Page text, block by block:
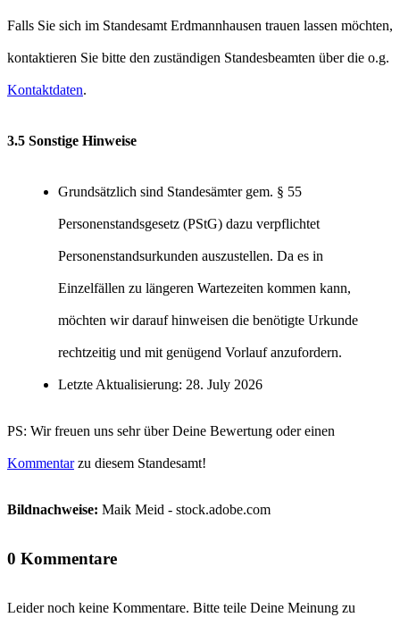
Falls Sie sich im Standesamt Erdmannhausen trauen lassen möchten,
kontaktieren Sie bitte den zuständigen Standesbeamten über die o.g.
Kontaktdaten.
3.5 Sonstige Hinweise
Grundsätzlich sind Standesämter gem. § 55
Personenstandsgesetz (PStG) dazu verpflichtet
Personenstandsurkunden auszustellen. Da es in
Einzelfällen zu längeren Wartezeiten kommen kann,
möchten wir darauf hinweisen die benötigte Urkunde
rechtzeitig und mit genügend Vorlauf anzufordern.
Letzte Aktualisierung: 28. July 2026
PS: Wir freuen uns sehr über Deine Bewertung oder einen
Kommentarzu diesem Standesamt!
Bildnachweise: Maik Meid - stock.adobe.com
0 Kommentare
Leider noch keine Kommentare. Bitte teile Deine Meinung zu